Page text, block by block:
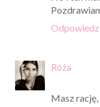
Odpowiedz
Róża
Masz